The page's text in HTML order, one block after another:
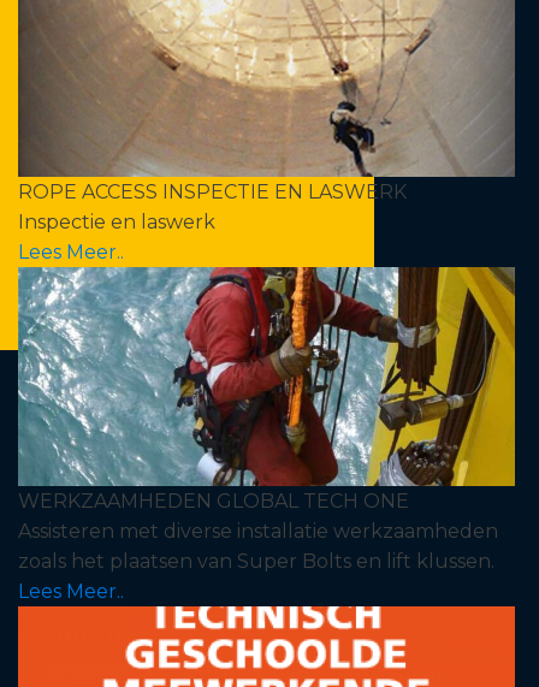
ROPE ACCESS INSPECTIE EN LASWERK
Inspectie en laswerk
Lees Meer..
WERKZAAMHEDEN GLOBAL TECH ONE
Assisteren met diverse installatie werkzaamheden
zoals het plaatsen van Super Bolts en lift klussen.
Lees Meer..